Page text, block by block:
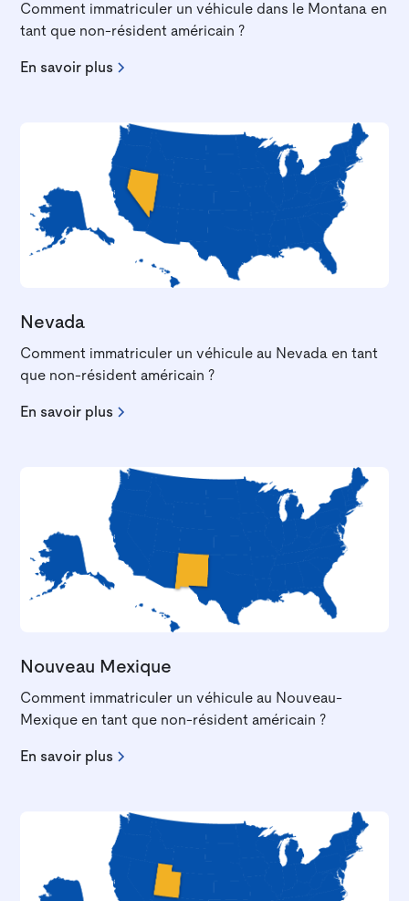
Comment immatriculer un véhicule dans le Montana en
tant que non-résident américain ?
En savoir plus
Nevada
Comment immatriculer un véhicule au Nevada en tant
que non-résident américain ?
En savoir plus
Nouveau Mexique
Comment immatriculer un véhicule au Nouveau-
Mexique en tant que non-résident américain ?
En savoir plus